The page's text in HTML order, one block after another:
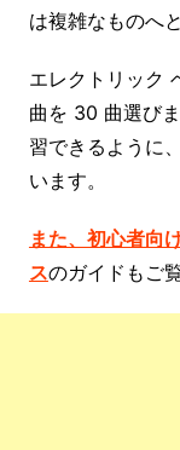
は複雑なものへ
エレクトリック
曲を 30 曲選び
習できるように
います。
また、初心者向
スのガイドもご